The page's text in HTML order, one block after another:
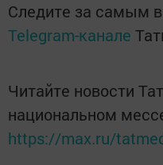
Следите за самым
Telegram-канале
Читайте новости
национальном
https://max.ru/